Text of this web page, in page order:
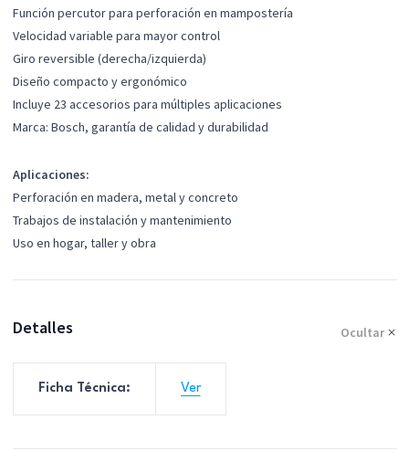
Función percutor para perforación en mampostería
Velocidad variable para mayor control
Giro reversible (derecha/izquierda)
Diseño compacto y ergonómico
Incluye 23 accesorios para múltiples aplicaciones
Marca: Bosch, garantía de calidad y durabilidad
Aplicaciones:
Perforación en madera, metal y concreto
Trabajos de instalación y mantenimiento
Uso en hogar, taller y obra
Detalles Ocultar
Ficha Técnica: Ver